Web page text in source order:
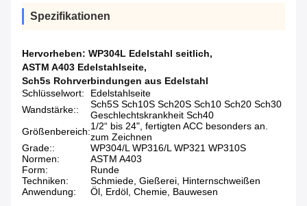
Spezifikationen
Hervorheben: WP304L Edelstahl seitlich,
ASTM A403 Edelstahlseite,
Sch5s Rohrverbindungen aus Edelstahl
Schlüsselwort:
Edelstahlseite
Wandstärke::
Sch5S Sch10S Sch20S Sch10 Sch20 Sch30
Geschlechtskrankheit Sch40
Größenbereich:1/2“ bis 24", fertigten ACC besonders an.
zum Zeichnen
Grade::
WP304/L WP316/L WP321 WP310S
Normen:
ASTM A403
Form:
Runde
Techniken:
Schmiede, Gießerei, Hinternschweißen
Anwendung:
Öl, Erdöl, Chemie, Bauwesen